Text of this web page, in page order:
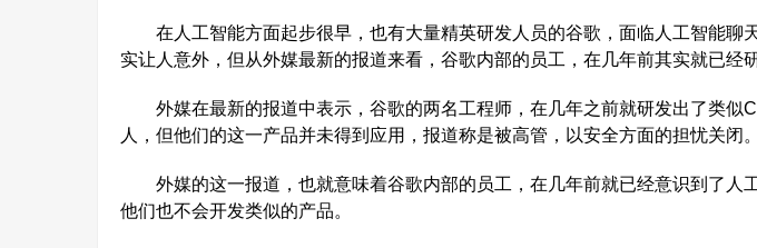
在人工智能方面起步很早，也有大量精英研发人员的谷歌，面临人工智能聊
实让人意外，但从外媒最新的报道来看，谷歌内部的员工，在几年前其实就已经
外媒在最新的报道中表示，谷歌的两名工程师，在几年之前就研发出了类似
人，但他们的这一产品并未得到应用，报道称是被高管，以安全方面的担忧关闭。
外媒的这一报道，也就意味着谷歌内部的员工，在几年前就已经意识到了人
他们也不会开发类似的产品。